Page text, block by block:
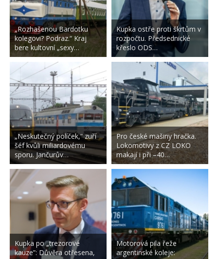
„Rozhašenou Bardotku
kolegovi? Podraz.“ Kraj
bere kultovní „sexy…
„Neskutečný políček,“ zuří
šéf kvůli miliardovému
sporu. Jančurův…
Kupka po „trezorové
kauze”: Důvěra otřesena,
Kupka ostře proti škrtům v
rozpočtu. Předsednické
křeslo ODS…
Pro české mašiny hračka.
Lokomotivy z CZ LOKO
makají i při –40…
Motorová pila řeže
argentinské koleje: